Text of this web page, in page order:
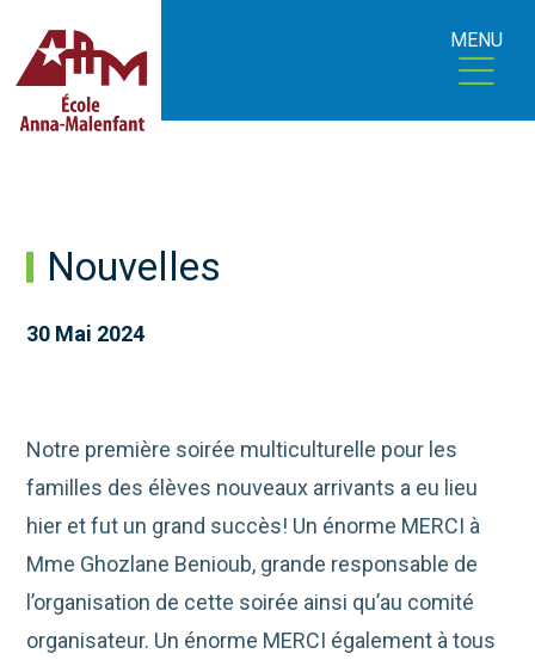
MENU
Nouvelles
30 Mai 2024
Notre première soirée multiculturelle pour les
familles des élèves nouveaux arrivants a eu lieu
hier et fut un grand succès! Un énorme MERCI à
Mme Ghozlane Benioub, grande responsable de
l’organisation de cette soirée ainsi qu’au comité
organisateur. Un énorme MERCI également à tous